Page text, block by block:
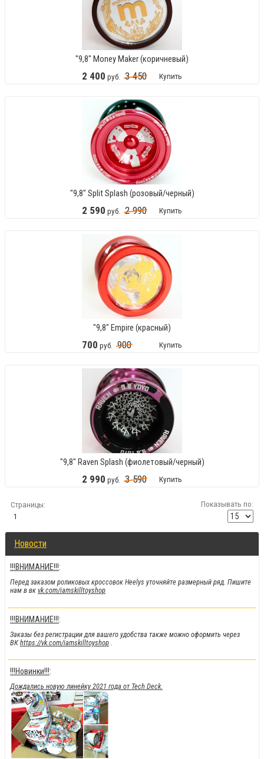
Новости
!!!ВНИМАНИЕ!!!:
Перед заказом роликовых кроссовок Heelys уточняйте размерный ряд. Пишите
нам в вк vk.com/iamskilltoyshop
!!!ВНИМАНИЕ!!!:
Заказы без регистрации для вашего удобства также можно оформить через
ВКhttps://vk.com/iamskilltoyshop
!!!Новинки!!!:
Дождались новую линейку 2021 года от Tech Deck.
"9,8" Money Maker (коричневый)
2 400 руб. 3 450 Купить
"9,8" Split Splash (розовый/черный)
2 590 руб. 2 990 Купить
"9,8" Empire (красный)
700 руб. 900 Купить
"9,8" Raven Splash (фиолетовый/черный)
2 990 руб. 3 590 Купить
Страницы:
1
Показывать по: